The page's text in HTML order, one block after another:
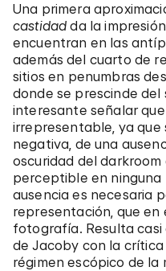
Una primera
castidad da la
encuentran en las
además del cuarto de
sitios en penumbras
donde se prescinde del
interesante señalar
irrepresentable, ya que
negativa, de una
oscuridad del
perceptible en
ausencia es necesaria
representación, que en
fotografía. Resulta
de Jacoby con la
régimen escópico de la